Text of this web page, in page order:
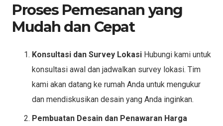
Proses Pemesanan yang
Mudah dan Cepat
Konsultasi dan Survey Lokasi Hubungi kami untuk
konsultasi awal dan jadwalkan survey lokasi. Tim
kami akan datang ke rumah Anda untuk mengukur
dan mendiskusikan desain yang Anda inginkan.
Pembuatan Desain dan Penawaran Harga